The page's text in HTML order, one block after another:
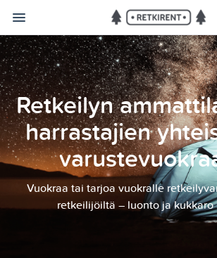
Retkeilyn
harrastajien
Vuokraa tai tarjoa vuokralle
retkeilijöiltä – luonto ja